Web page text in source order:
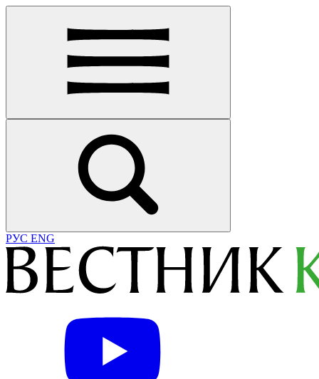
РУС ENG